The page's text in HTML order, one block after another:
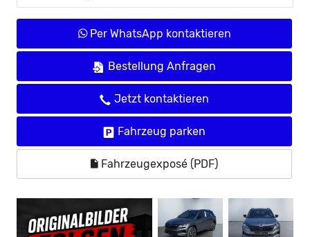
Per WhatsApp kontaktieren
Bestellung Anfragen
Jetzt kontaktieren
Fahrzeug parken
Fahrzeugexposé (PDF)